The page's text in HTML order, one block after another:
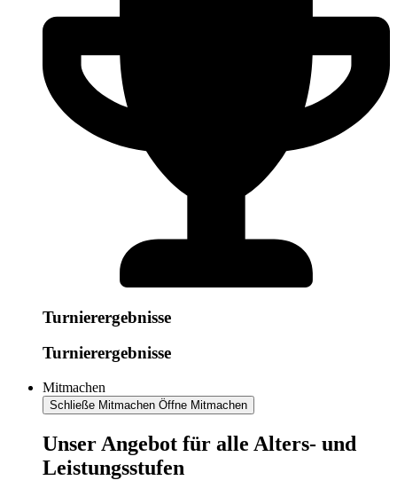
Turnierergebnisse
Turnierergebnisse
Mitmachen
Schließe Mitmachen Öffne Mitmachen
​​​Unser Angebot für alle Alters- und
Leistungsstufen